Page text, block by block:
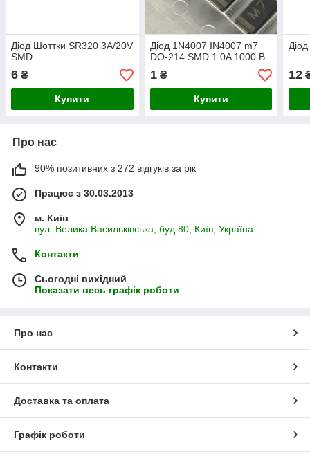
Діод Шоттки SR320 3A/20V
SMD
6 ₴
Купити
Діод 1N4007 IN4007 m7
DO-214 SMD 1.0A 1000 В
1₴
Купити
12
Про нас
90% позитивних з 272 відгуків за рік
Працює з 30.03.2013
м. Київ
вул. Велика Васильківська, буд.80, Київ, Україна
Контакти
Сьогодні вихідний
Показати весь графік роботи
Про нас
Контакти
Доставка та оплата
Графік роботи